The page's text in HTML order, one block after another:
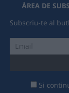
ÀREA DE
Subscriu-te al
Si